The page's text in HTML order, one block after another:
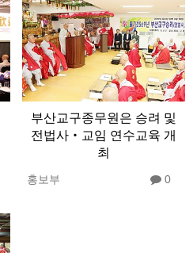
부산교구종무원은 승려 및
전법사‧교임 연수교육 개
최
홍보부 0